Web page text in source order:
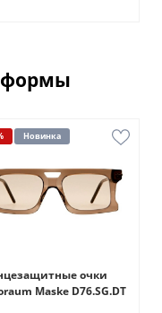
формы
Новинка
очки
Maske D76.SG.DT